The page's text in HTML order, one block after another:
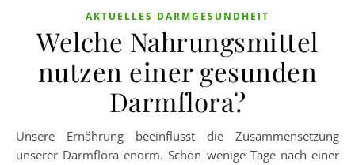
AKTUELLES DARMGESUNDHEIT
Welche Nahrungsmittel
nutzen einer gesunden
Darmflora?
Unsere Ernährung beeinflusst die Zusammensetzung
unserer Darmflora enorm. Schon wenige Tage nach einer